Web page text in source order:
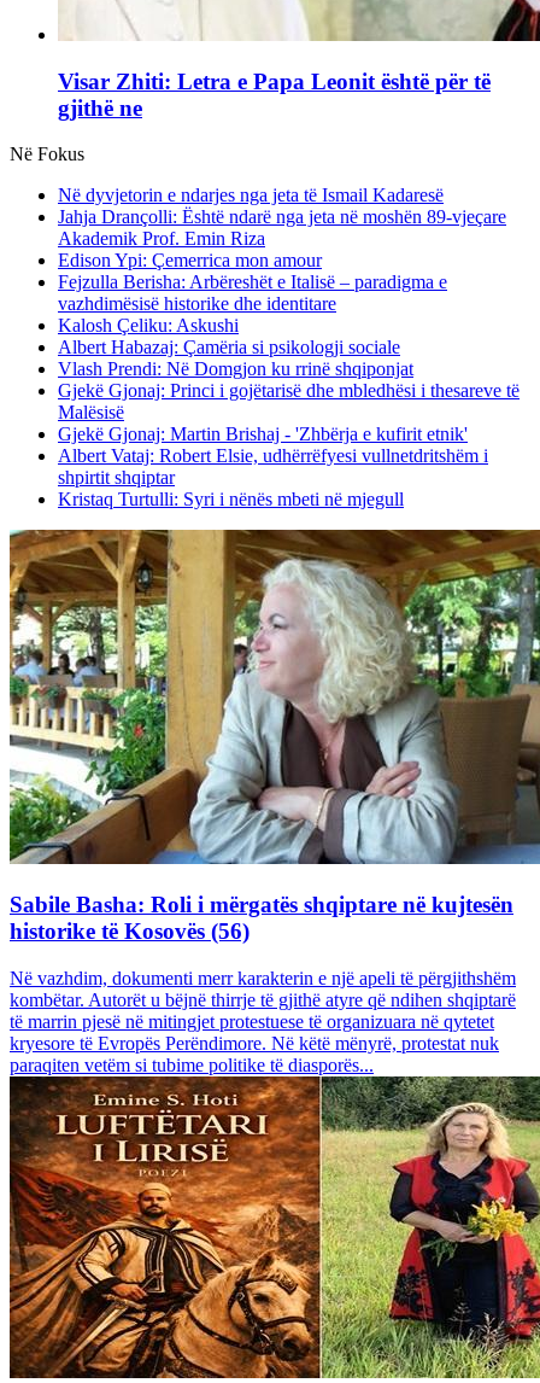
Visar Zhiti: Letra e Papa Leonit është për të
gjithë ne
Në Fokus
Në dyvjetorin e ndarjes nga jeta të Ismail Kadaresë
Jahja Drançolli: Është ndarë nga jeta në moshën 89-vjeçare
Akademik Prof. Emin Riza
Edison Ypi: Çemerrica mon amour
Fejzulla Berisha: Arbëreshët e Italisë – paradigma e
vazhdimësisë historike dhe identitare
Kalosh Çeliku: Askushi
Albert Habazaj: Çamëria si psikologji sociale
Vlash Prendi: Në Domgjon ku rrinë shqiponjat
Gjekë Gjonaj: Princi i gojëtarisë dhe mbledhësi i thesareve të
Malësisë
Gjekë Gjonaj: Martin Brishaj - 'Zhbërja e kufirit etnik'
Albert Vataj: Robert Elsie, udhërrëfyesi vullnetdritshëm i
shpirtit shqiptar
Kristaq Turtulli: Syri i nënës mbeti në mjegull
Sabile Basha: Roli i mërgatës shqiptare në kujtesën
historike të Kosovës (56)
Në vazhdim, dokumenti merr karakterin e një apeli të përgjithshëm
kombëtar. Autorët u bëjnë thirrje të gjithë atyre që ndihen shqiptarë
të marrin pjesë në mitingjet protestuese të organizuara në qytetet
kryesore të Evropës Perëndimore. Në këtë mënyrë, protestat nuk
paraqiten vetëm si tubime politike të diasporës...